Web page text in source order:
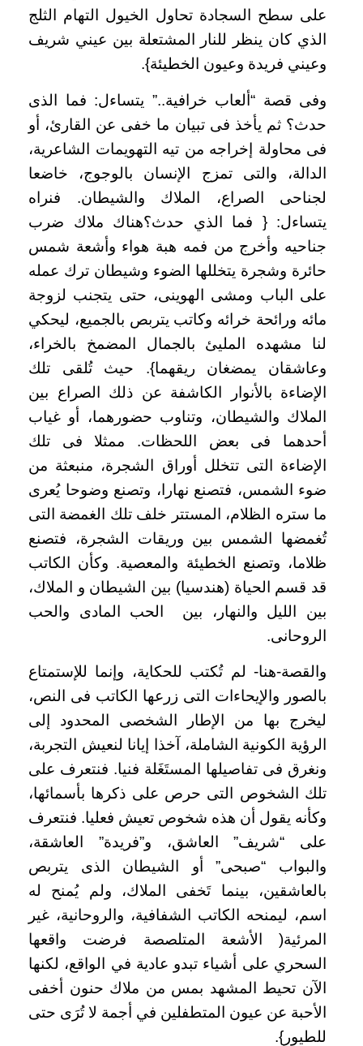
على سطح السجادة تحاول الخيول التهام الثلج
الذي كان ينظر للنار المشتعلة بين عيني شريف
وعيني فريدة وعيون الخطيئة}.
وفى قصة “ألعاب خرافية..” يتساءل: فما الذى
حدث؟ ثم يأخذ فى تبيان ما خفى عن القارئ، أو
فى محاولة إخراجه من تيه التهويمات الشاعرية،
الدالة، والتى تمزج الإنسان بالوجوج، خاضعا
لجناحى الصراع، الملاك والشيطان. فنراه
يتساءل: { فما الذي حدث؟هناك ملاك ضرب
جناحيه وأخرج من فمه هبة هواء وأشعة شمس
حائرة وشجرة يتخللها الضوء وشيطان ترك عمله
على الباب ومشى الهوينى، حتى يتجنب لزوجة
مائه ورائحة خرائه وكاتب يتربص بالجميع، ليحكي
لنا مشهده المليئ بالجمال المضمخ بالخراء،
وعاشقان يمضغان ريقهما}. حيث تُلقى تلك
الإضاءة بالأنوار الكاشفة عن ذلك الصراع بين
الملاك والشيطان، وتناوب حضورهما، أو غياب
أحدهما فى بعض اللحظات. ممثلا فى تلك
الإضاءة التى تتخلل أوراق الشجرة، منبعثة من
ضوء الشمس، فتصنع نهارا، وتصنع وضوحا يُعرى
ما ستره الظلام، المستتر خلف تلك الغمضة التى
تُغمضها الشمس بين وريقات الشجرة، فتصنع
ظلاما، وتصنع الخطيئة والمعصية. وكأن الكاتب
قد قسم الحياة (هندسيا) بين الشيطان و الملاك،
بين الليل والنهار، بين الحب المادى والحب
الروحانى.
والقصة-هنا- لم تُكتب للحكاية، وإنما للإستمتاع
بالصور والإيحاءات التى زرعها الكاتب فى النص،
ليخرج بها من الإطار الشخصى المحدود إلى
الرؤية الكونية الشاملة، آخذا إيانا لنعيش التجربة،
ونغرق فى تفاصيلها المستَغَلة فنيا. فنتعرف على
تلك الشخوص التى حرص على ذكرها بأسمائها،
وكأنه يقول أن هذه شخوص تعيش فعليا. فنتعرف
على “شريف” العاشق، و”فريدة” العاشقة،
والبواب “صبحى” أو الشيطان الذى يتربص
بالعاشقين، بينما تَخفى الملاك، ولم يُمنح له
اسم، ليمنحه الكاتب الشفافية، والروحانية، غير
المرئية( الأشعة المتلصصة فرضت واقعها
السحري على أشياء تبدو عادية في الواقع، لكنها
الآن تحيط المشهد بمس من ملاك حنون أخفى
الأحبة عن عيون المتطفلين في أجمة لا تُرَى حتى
للطيور}.